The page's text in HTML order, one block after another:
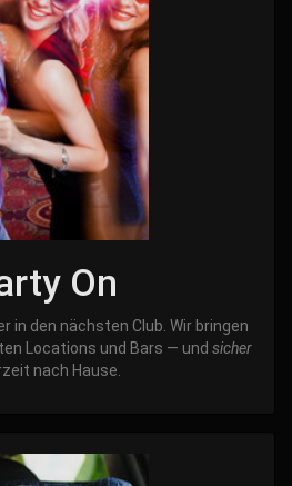
On
in den nächsten Club. Wir bringen
Locations und Bars — und sicher
nach Hause.